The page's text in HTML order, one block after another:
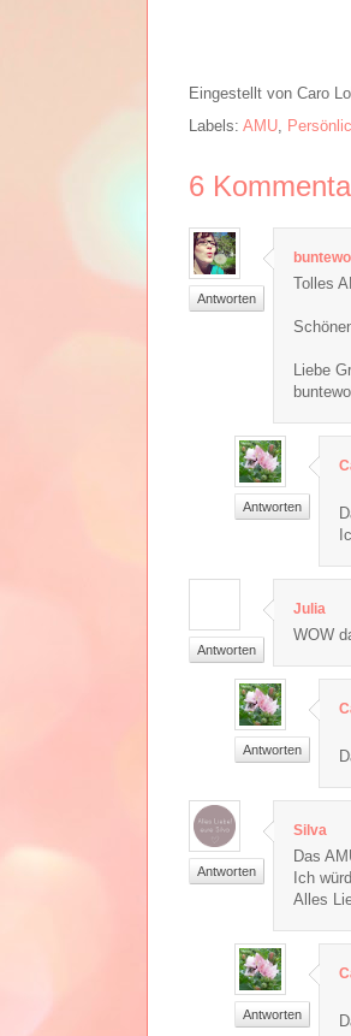
Eingestellt von Caro
Labels: AMU,
6
Antworten
Tolles
Liebe
Antworten
Antworten
Julia
WOW
Antworten
Antworten
Silva
Das
Ich
Alles
Antworten